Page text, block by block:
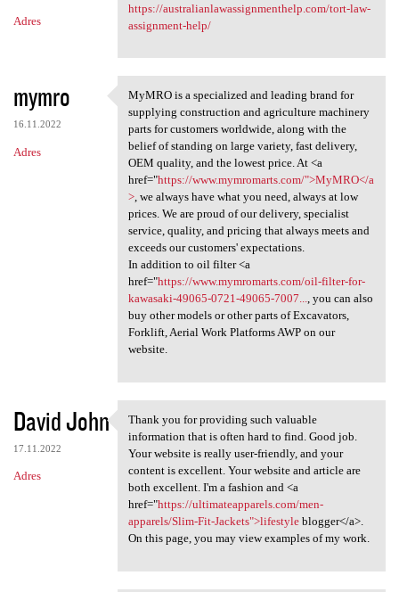
Adres
https://australianlawassignmenthelp.com/tort-law-
assignment-help/
mymro
16.11.2022
Adres
MyMRO is a specialized and
MyMRO is a specialized and leading brand for
supplying construction and agriculture machinery
parts for customers worldwide, along with the
belief of standing on large variety, fast delivery,
OEM quality, and the lowest price. At <a
href="https://www.mymromarts.com/">MyMRO</a
>, we always have what you need, always at low
prices. We are proud of our delivery, specialist
service, quality, and pricing that always meets and
exceeds our customers' expectations.
In addition to oil filter <a
href="https://www.mymromarts.com/oil-filter-for-
kawasaki-49065-0721-49065-7007..., you can also
buy other models or other parts of Excavators,
Forklift, Aerial Work Platforms AWP on our
website.
David John
17.11.2022
Adres
Thank you for providing such
Thank you for providing such valuable
information that is often hard to find. Good job.
Your website is really user-friendly, and your
content is excellent. Your website and article are
both excellent. I'm a fashion and <a
href="https://ultimateapparels.com/men-
apparels/Slim-Fit-Jackets">lifestyleblogger</a>.
On this page, you may view examples of my work.